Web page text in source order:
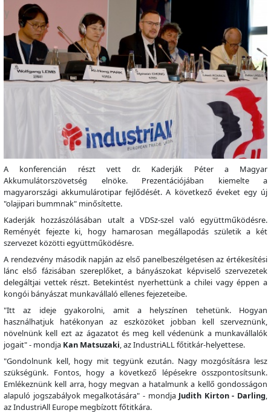
A konferencián részt vett dr. Kaderják Péter a Magyar
Akkumulátorszövetség elnöke. Prezentációjában kiemelte a
magyarországi akkumulárotipar fejlődését. A következő éveket egy új
"olajipari bummnak" minősítette.
Kaderják hozzászólásában utalt a VDSz-szel való együttműködésre.
Reményét fejezte ki, hogy hamarosan megállapodás születik a két
szervezet közötti együttműködésre.
A rendezvény második napján az első panelbeszélgetésen az értékesítési
lánc első fázisában szereplőket, a bányászokat képviselő szervezetek
delegáltjai vettek részt. Betekintést nyerhettünk a chilei vagy éppen a
kongói bányászat munkavállaló ellenes fejezeteibe.
"Itt az ideje gyakorolni, amit a helyszínen tehetünk. Hogyan
használhatjuk hatékonyan az eszközöket jobban kell szerveznünk,
növelnünk kell ezt az ágazatot és meg kell védenünk a munkavállalók
jogait" - mondja Kan Matsuzaki , az IndustriALL főtitkár-helyettese.
"Gondolnunk kell, hogy mit tegyünk ezután. Nagy mozgósításra lesz
szükségünk. Fontos, hogy a következő lépésekre összpontosítsunk.
Emlékeznünk kell arra, hogy megvan a hatalmunk a kellő gondosságon
alapuló jogszabályok megalkotására" - mondja Judith Kirton - Darling
az IndustriAll Europe megbízott főtitkára.